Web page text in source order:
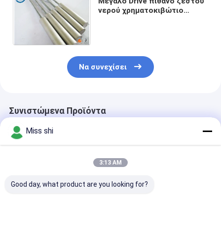
νερού χρηματοκιβώτιο
Να συνεχίσει
Συνιστώμενα Προϊόντα
Miss shi
3:13 AM
Good day, what product are you looking for?